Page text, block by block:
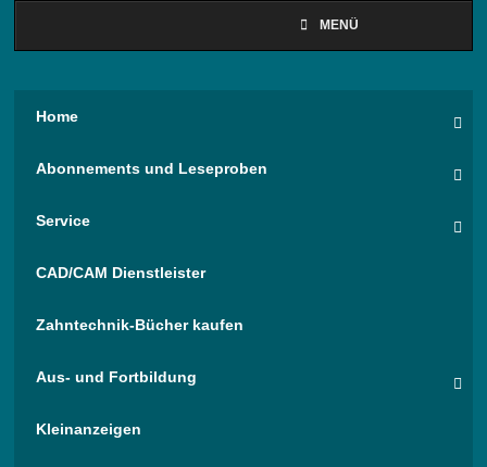
MENÜ
Home
Abonnements und Leseproben
Service
CAD/CAM Dienstleister
Zahntechnik-Bücher kaufen
Aus- und Fortbildung
Kleinanzeigen